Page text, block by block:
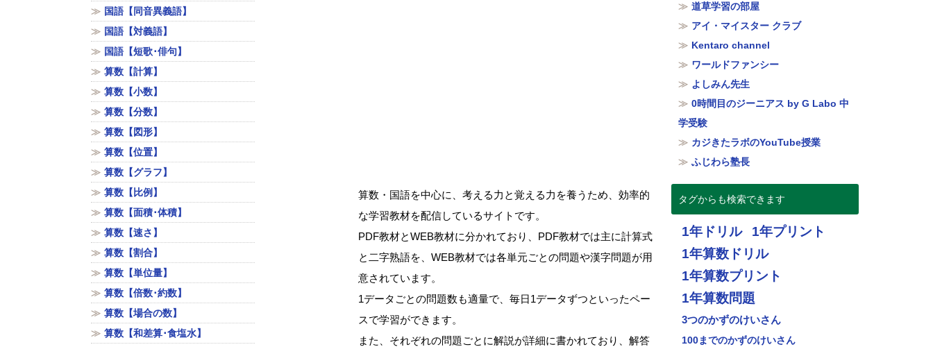
算数・国語を中心に、考える力と覚える力を養うため、効率的
な学習教材を配信しているサイトです。
PDF教材とWEB教材に分かれており、PDF教材では主に計算式
と二字熟語を、WEB教材では各単元ごとの問題や漢字問題が用
意されています。
1データごとの問題数も適量で、毎日1データずつといったペー
スで学習ができます。
また、それぞれの問題ごとに解説が詳細に書かれており、解答
国語【同音異義語】
国語【対義語】
国語【短歌･俳句】
算数【計算】
算数【小数】
算数【分数】
算数【図形】
算数【位置】
算数【グラフ】
算数【比例】
算数【面積･体積】
算数【速さ】
算数【割合】
算数【単位量】
算数【倍数･約数】
算数【場合の数】
算数【和差算･食塩水】
道草学習の部屋
アイ・マイスター クラブ
Kentaro channel
ワールドファンシー
よしみん先生
0時間目のジーニアス by G Labo 中
学受験
カジきたラボのYouTube授業
ふじわら塾長
タグからも検索できます
1年ドリル
1年プリント
1年算数ドリル
1年算数プリント
1年算数問題
3つのかずのけいさん
100までのかずのけいさん